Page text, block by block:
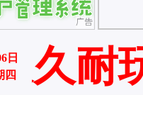
广告
日
四
耐